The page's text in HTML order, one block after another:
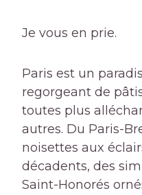
Je vous en prie.
Paris est un
regorgeant de
toutes plus
autres. Du Paris-
noisettes aux
décadents, des
Saint-Honorés